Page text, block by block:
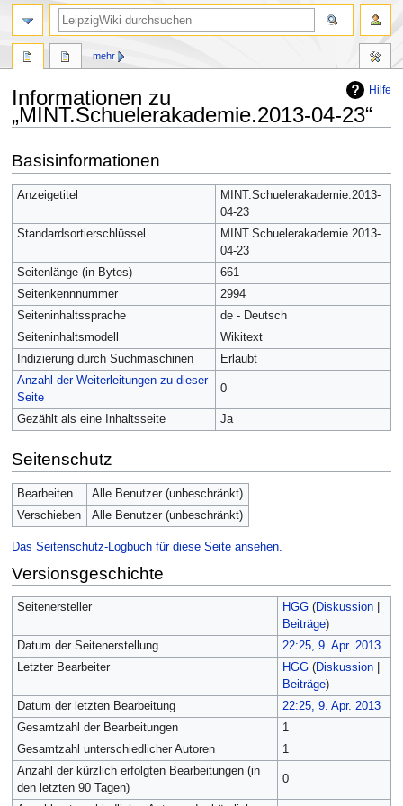
Hilfe
Informationen zu
„MINT.Schuelerakademie.2013-04-23“
Navigation
springen
Suche
springen
Basisinformationen
Anzeigetitel
MINT.Schuelerakademie.2013-
04-23
Standardsortierschlüssel
MINT.Schuelerakademie.2013-
04-23
Seitenlänge (in Bytes)
661
Seitenkennnummer
2994
Seiteninhaltssprache
de - Deutsch
Seiteninhaltsmodell
Wikitext
Indizierung durch Suchmaschinen
Erlaubt
Anzahl der Weiterleitungen zu dieser
Seite
0
Gezählt als eine Inhaltsseite Ja
Seitenschutz
Bearbeiten
Alle Benutzer (unbeschränkt)
Verschieben
Alle Benutzer (unbeschränkt)
Das Seitenschutz-Logbuch für diese Seite ansehen.
Versionsgeschichte
Seitenersteller HGG (Diskussion|
Beiträge)
Datum der Seitenerstellung
22:25, 9. Apr. 2013
Letzter Bearbeiter
HGG (Diskussion|
Beiträge)
Datum der letzten Bearbeitung
22:25, 9. Apr. 2013
Gesamtzahl der Bearbeitungen
1
Gesamtzahl unterschiedlicher Autoren
1
Anzahl der kürzlich erfolgten Bearbeitungen (in
den letzten 90 Tagen)
0
mehr